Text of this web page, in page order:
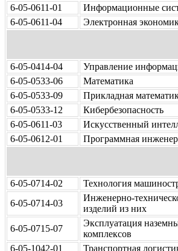
6-05-0611-01
Информационные
6-05-0611-04
Электронная
6-05-0414-04 Управление
6-05-0533-06
Математика
6-05-0533-09
Прикладная
6-05-0533-12
Кибербезопасность
6-05-0611-03
Искусственный
6-05-0612-01
Программная
6-05-0714-02 Технология
6-05-0714-03
Инженерно-
изделий из них
6-05-0715-07
Эксплуатация
комплексов
6-05-1042-01
Транспортная